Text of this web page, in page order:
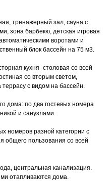
тренажерный зал, сауна с
зона барбекю, детская игровая
воротами и
блок бассейн на 75 м3.
кухня–столовая со всей
со вторым светом,
террасу с видом на бассейн.
дома: по два гостевых номера
и санузлами.
номеров разной категории с
общего пользования со всей
центральная канализация.
отапливаются дома.